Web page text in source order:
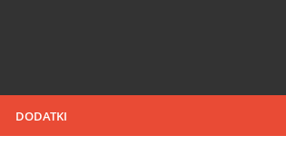
DODATKI